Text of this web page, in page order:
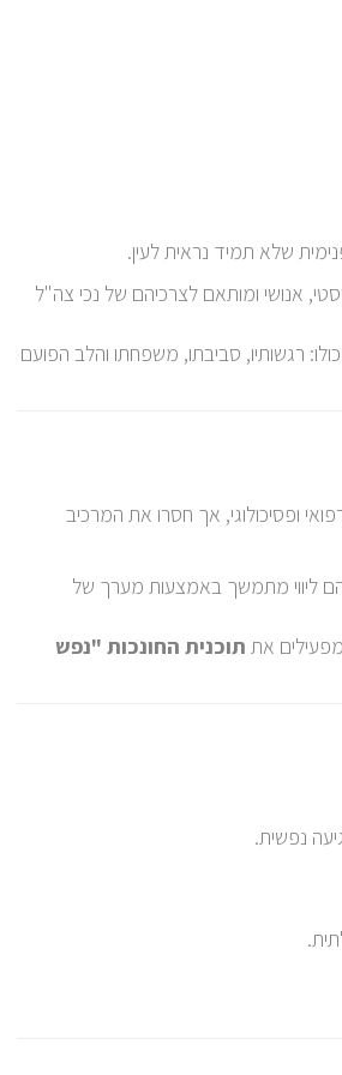
שלא תמיד נראית לעין.
אנושי ומותאם לצרכיהם של נכי צה"ל
רגשותיו, סביבתו, משפחתו והלב הפועם
ופסיכולוגי, אך חסרו את המרכיב
ליווי מתמשך באמצעות מערך של
את תוכנית החונכות "נפש
נפשית.